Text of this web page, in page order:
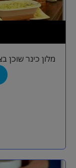
מלון כינר שוכן